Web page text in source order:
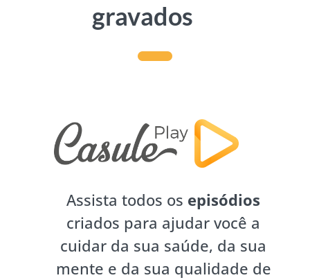
gravados
Assista todos os episódios
criados para ajudar você a
cuidar da sua saúde, da sua
mente e da sua qualidade de